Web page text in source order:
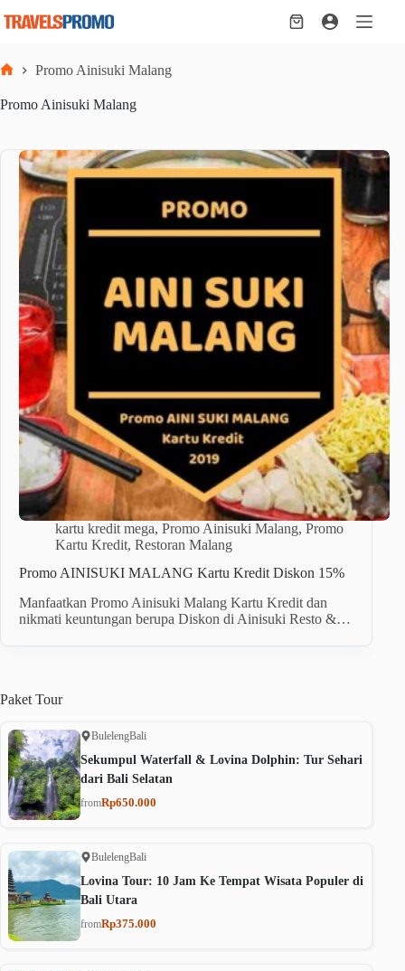
Shopping
Promo Ainisuki Malang
Promo Ainisuki Malang
kartu kredit mega, Promo Ainisuki Malang, Promo
Kartu Kredit, Restoran Malang
Promo AINISUKI MALANG Kartu Kredit Diskon 15%
Manfaatkan Promo Ainisuki Malang Kartu Kredit dan
nikmati keuntungan berupa Diskon di Ainisuki Resto &…
Paket Tour
BulelengBali
Sekumpul Waterfall & Lovina Dolphin: Tur Sehari
dari Bali Selatan
fromRp650.000
BulelengBali
Lovina Tour: 10 Jam Ke Tempat Wisata Populer di
Bali Utara
fromRp375.000